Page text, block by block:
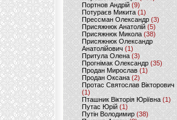
Портнов Андрій (9)
Потураєв Микита(1)
Прессман Олександр(3)
Присяжнюк Анатолій (5)
Присяжнюк Микола (38)
Присяжнюк Олександр
Анатолійович (1)
Притула Олена (3)
Прогнімак Олександр(35)
Продан Мирослав(1)
Продан Оксана (2)
Протас Святослав Вікторович
(1)
Пташник Вікторія Юріївна (1)
Путас Юрій (1)
Путін Володимир(38)